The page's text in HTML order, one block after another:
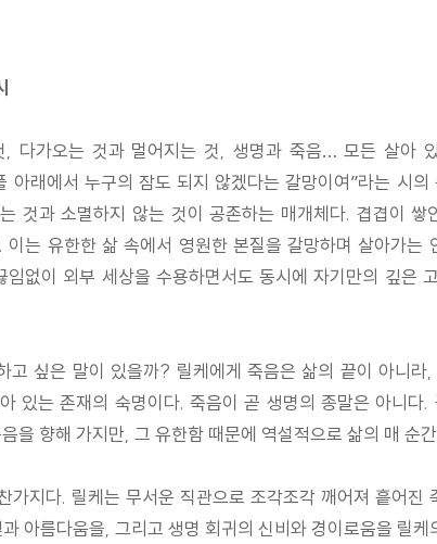
다가오는 것과 멀어지는 것, 생명과 죽음… 모든 살아
래에서 누구의 잠도 되지 않겠다는 갈망이여”라는 시
것과 소멸하지 않는 것이 공존하는 매개체다. 겹겹이 쌓
는 유한한 삶 속에서 영원한 본질을 갈망하며 살아가
없이 외부 세상을 수용하면서도 동시에 자기만의 깊은
싶은 말이 있을까? 릴케에게 죽음은 삶의 끝이 아니
있는 존재의 숙명이다. 죽음이 곧 생명의 종말은 아니
을 향해 가지만, 그 유한함 때문에 역설적으로 삶의 매 순
가지다. 릴케는 무서운 직관으로 조각조각 깨어져 흩어
아름다움을, 그리고 생명 회귀의 신비와 경이로움을 릴케